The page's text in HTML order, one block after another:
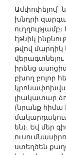
Ամփոփելով`
խնդրի
էթնիկ
թվով մարդիկ
վերագտնելու
իրենց
բխող բոլոր
լիակատար
(նրանք հիմա
են)։ Եվ մեր
ստեղծեն